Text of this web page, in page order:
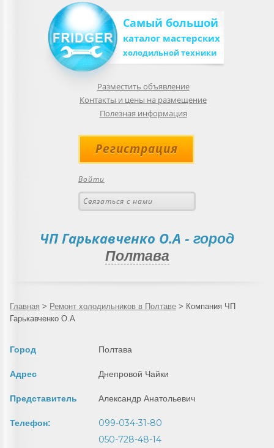
Самый большой
каталог мастерских
холодильной техники
Разместить объявление
Контакты и цены на размещение
Полезная информация
Регистрация
Войти
Связаться с нами
ЧП Гарькавченко О.А - город
Полтава
Главная > Ремонт холодильников в Полтаве > Компания ЧП
Гарькавченко О.А
Город Полтава
Адрес Днепровой Чайки
Представитель Александр Анатольевич
Телефон:
099-034-31-80
050-728-48-14